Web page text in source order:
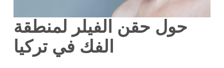
حول حقن الفيلر لمنطقة
الفك في تركيا